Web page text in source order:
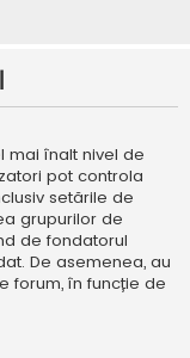
mai înalt nivel de
pot controla
setările de
grupurilor de
de fondatorul
De asemenea, au
forum, în funcție de